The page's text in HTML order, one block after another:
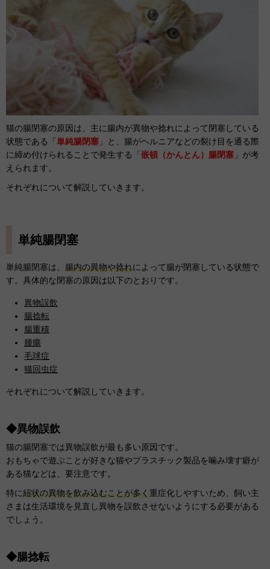
猫の腸閉塞の原因は、主に腸内が異物や捻れによって閉塞している
状態である「 単純腸閉塞 」と、腸がヘルニアなどの裂け目を通る際
に締め付けられることで発生する「 嵌頓（かんとん）腸閉塞 」が考
えられます。
それぞれについて解説していきます。
単純腸閉塞
単純腸閉塞は、 腸内の異物や捻れによって腸が閉塞している状態で
す。具体的な閉塞の原因は以下のとおりです。
異物誤飲
腸捻転
腸重積
腫瘍
毛球症
猫回虫症
それぞれについて解説していきます。
◆異物誤飲
猫の腸閉塞では異物誤飲が最も多い原因です。
おもちゃで遊ぶことが好きな猫やプラスチック製品を噛み壊す癖が
ある猫などは、要注意です。
特に紐状の異物を飲み込むことが多く重症化しやすいため、飼い主
さまは生活環境を見直し異物を誤飲させないようにする必要がある
でしょう。
◆腸捻転